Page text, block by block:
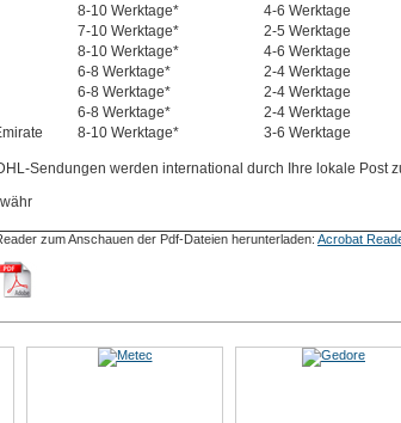
8-10 Werktage*
4-6 Werktage
7-10 Werktage*
2-5 Werktage
8-10 Werktage*
4-6 Werktage
6-8 Werktage*
2-4 Werktage
6-8 Werktage*
2-4 Werktage
6-8 Werktage*
2-4 Werktage
8-10 Werktage* 3-6 Werktage
Sendungen werden international durch Ihre lokale Post
zum Anschauen der Pdf-Dateien herunterladen: Acrobat